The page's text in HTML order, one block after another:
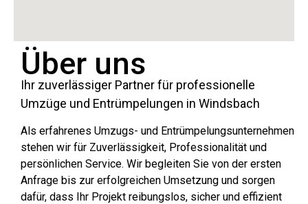
Über uns
Ihr zuverlässiger Partner für professionelle
Umzüge und Entrümpelungen in Windsbach
Als erfahrenes Umzugs- und Entrümpelungsunternehmen
stehen wir für Zuverlässigkeit, Professionalität und
persönlichen Service. Wir begleiten Sie von der ersten
Anfrage bis zur erfolgreichen Umsetzung und sorgen
dafür, dass Ihr Projekt reibungslos, sicher und effizient